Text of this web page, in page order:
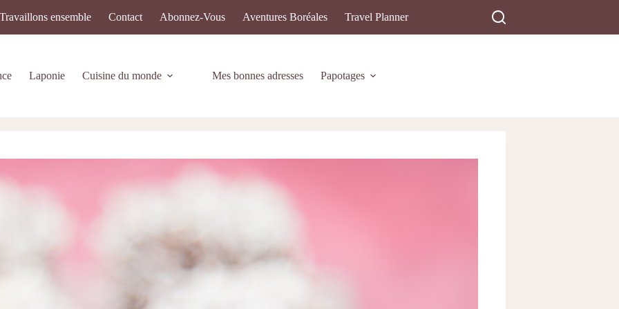
Travaillons ensemble Contact Abonnez-Vous Aventures Boréales Travel Planner
Laponie Cuisine du monde Mes bonnes adresses Papotages